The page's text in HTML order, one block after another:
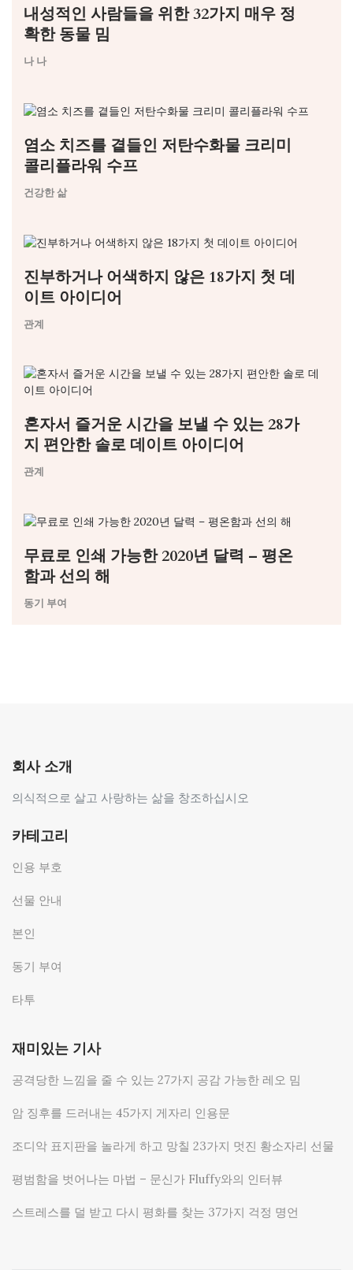
내성적인 사람들을 위한 32가지 매우 정
확한 동물 밈
나 나
염소 치즈를 곁들인 저탄수화물 크리미
콜리플라워 수프
건강한 삶
진부하거나 어색하지 않은 18가지 첫 데
이트 아이디어
관계
혼자서 즐거운 시간을 보낼 수 있는 28가
지 편안한 솔로 데이트 아이디어
관계
무료로 인쇄 가능한 2020년 달력 – 평온
함과 선의 해
동기 부여
회사 소개
의식적으로 살고 사랑하는 삶을 창조하십시오
카테고리
인용 부호
선물 안내
본인
동기 부여
타투
재미있는 기사
공격당한 느낌을 줄 수 있는 27가지 공감 가능한 레오 밈
암 징후를 드러내는 45가지 게자리 인용문
조디악 표지판을 놀라게 하고 망칠 23가지 멋진 황소자리 선물
평범함을 벗어나는 마법 – 문신가 Fluffy와의 인터뷰
스트레스를 덜 받고 다시 평화를 찾는 37가지 걱정 명언